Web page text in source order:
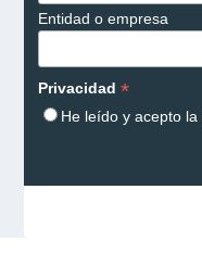
Entidad o empresa
Privacidad *
He leído y acepto la